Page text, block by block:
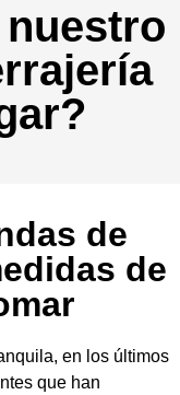
de
de
en los últimos
que han